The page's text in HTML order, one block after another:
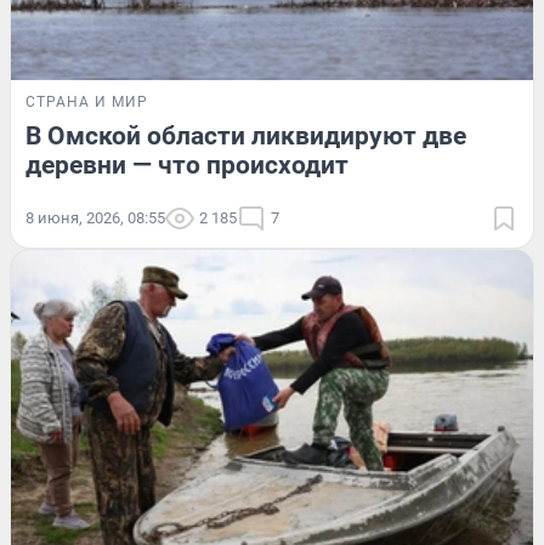
СТРАНА И МИР
В Омской области ликвидируют две
деревни — что происходит
8 июня, 2026, 08:55 2 185 7